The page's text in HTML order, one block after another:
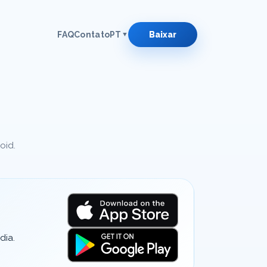
FAQContatoPT ▼ Baixar